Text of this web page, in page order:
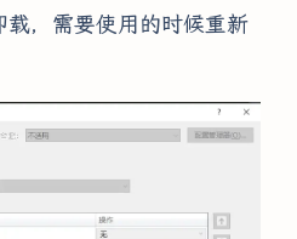
载，需要使用的时候重新